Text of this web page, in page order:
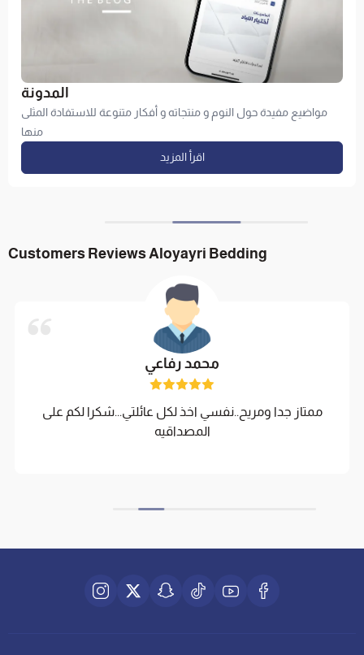
المدونة
مواضيع مفيدة حول النوم و منتجاته و أفكار متنوعة للاستفادة المثلى
منها
اقرأ المزيد
Customers Reviews Aloyayri Bedding
محمد رفاعي
ممتاز جدا ومريح..نفسي اخذ لكل عائلتي...شكرا لكم على
المصداقيه